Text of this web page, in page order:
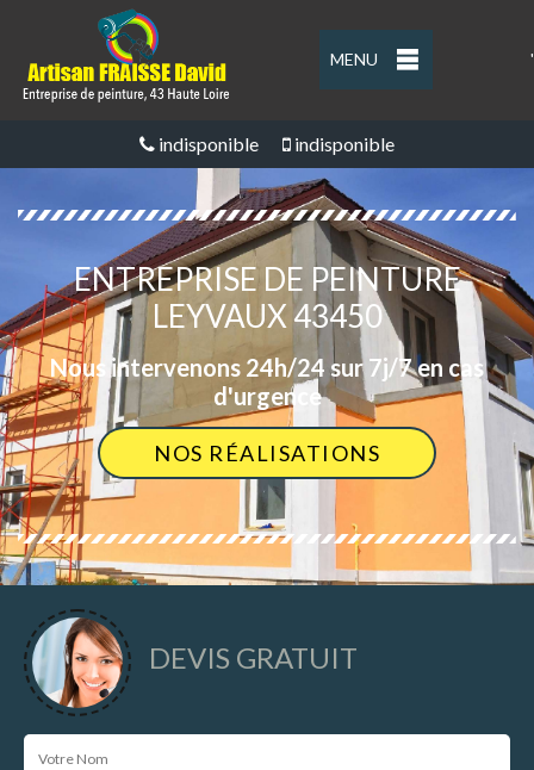
MENU '
indisponible indisponible
ENTREPRISE DE PEINTURE
LEYVAUX 43450
Nous intervenons 24h/24 sur 7j/7 en cas
d'urgence
NOS RÉALISATIONS
DEVIS GRATUIT